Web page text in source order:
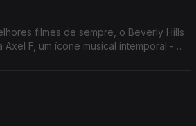
filmes de sempre, o Beverly Hills
F, um ícone musical intemporal -